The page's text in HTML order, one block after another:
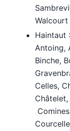
Haintaut
Antoing,
Binche,
Celles,